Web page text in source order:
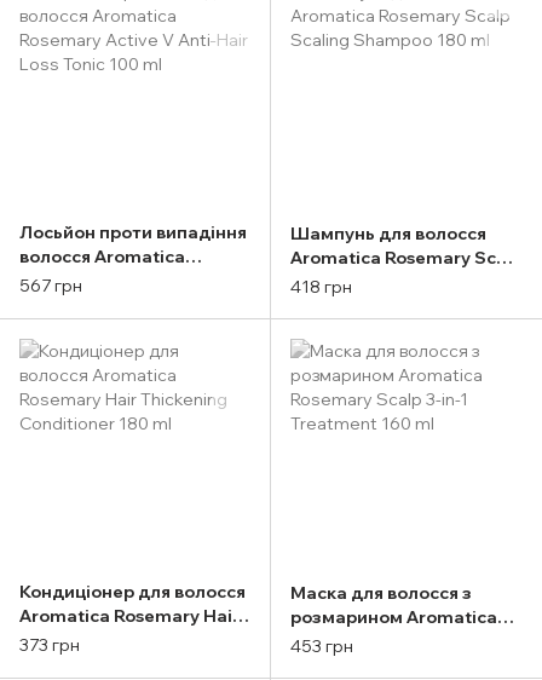
Лосьйон проти випадіння
волосся Aromatica
Rosemary Active V Anti-
567 грн
Шампунь для волосся
Aromatica Rosemary Scalp
Scaling Shampoo 180 ml
418 грн
Кондиціонер для волосся
Aromatica Rosemary Hair
Thickening Conditioner
373 грн
Маска для волосся з
розмарином Aromatica
Rosemary Scalp 3-in-1
453 грн